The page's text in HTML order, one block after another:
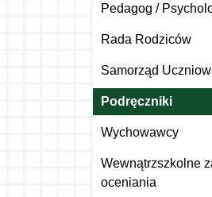
Pedagog /
Rada Rodziców
Samorząd
Podręczniki
Wychowawcy
Wewnątrzszkolne
oceniania